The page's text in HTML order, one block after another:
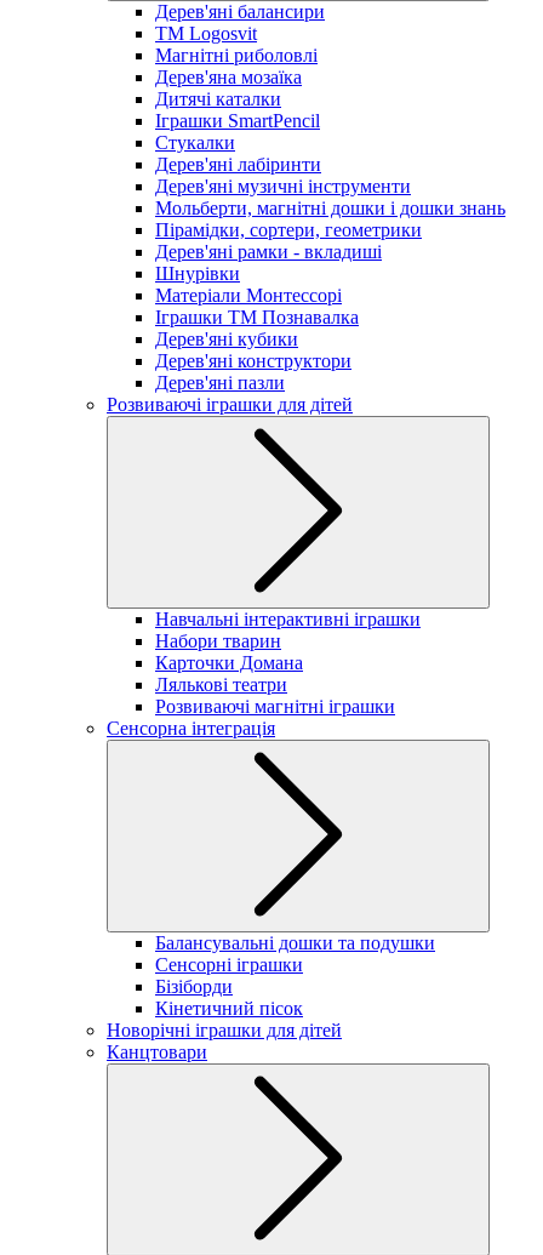
Дерев'яні балансири
TM Logosvit
Магнітні риболовлі
Дерев'яна мозаїка
Дитячі каталки
Іграшки SmartPencil
Стукалки
Дерев'яні лабіринти
Дерев'яні музичні інструменти
Мольберти, магнітні дошки і дошки знань
Пірамідки, сортери, геометрики
Дерев'яні рамки - вкладиші
Шнурівки
Матеріали Монтессорі
Іграшки ТМ Познавалка
Дерев'яні кубики
Дерев'яні конструктори
Дерев'яні пазли
Розвиваючі іграшки для дітей
Навчальні інтерактивні іграшки
Набори тварин
Карточки Домана
Лялькові театри
Розвиваючі магнітні іграшки
Сенсорна інтеграція
Балансувальні дошки та подушки
Сенсорні іграшки
Бізіборди
Кінетичний пісок
Новорічні іграшки для дітей
Канцтовари